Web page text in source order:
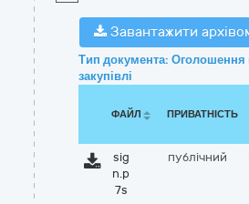
Завантажити
Тип документа: Оголошення
закупівлі
ФАЙЛ ПРИВАТНІСТЬ
sig
n.p
7s
публічний